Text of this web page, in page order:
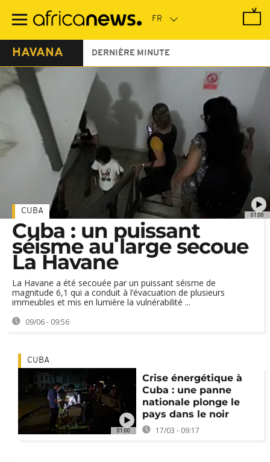
contenu
HAVANA DERNIÈRE MINUTE
01:00
CUBA
Cuba : un puissant
séisme au large secoue
La Havane
La Havane a été secouée par un puissant séisme de
magnitude 6,1 qui a conduit à l’évacuation de plusieurs
immeubles et mis en lumière la vulnérabilité ...
09/06 - 09:56
01:00
CUBA
Crise énergétique à
Cuba : une panne
nationale plonge le
pays dans le noir
17/03 - 09:17